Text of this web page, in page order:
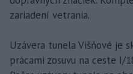
zariadení vetrania.
Uzávera tunela Višňové je
prácami zosuvu na ceste I/